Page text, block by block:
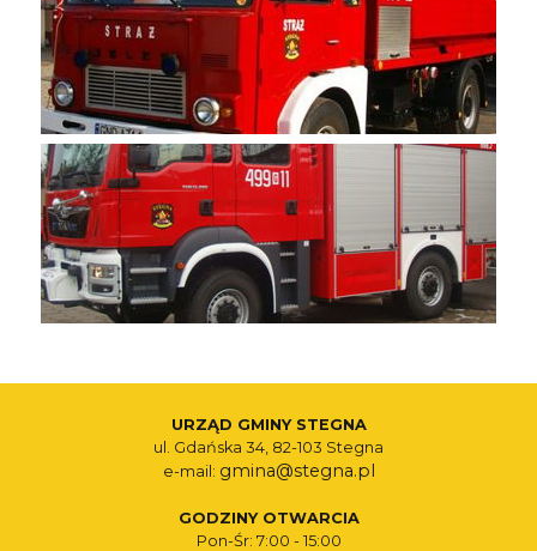
URZĄD GMINY STEGNA
ul. Gdańska 34, 82-103 Stegna
e-mail: gmina@stegna.pl
GODZINY OTWARCIA
Pon-Śr: 7:00 - 15:00